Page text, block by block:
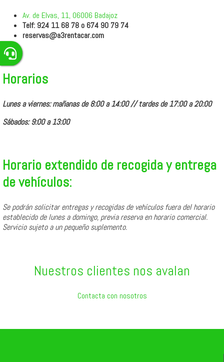
Av. de Elvas, 11, 06006 Badajoz
Telf: 924 11 68 78 o 674 90 79 74
reservas@a3rentacar.com
Horarios
Lunes a viernes:mañanas de 8:00 a 14:00 // tardes de 17:00 a 20:00
Sábados:9:00 a 13:00
Horario extendido de recogida y entrega
de vehículos:
Se podrán solicitar entregas y recogidas de vehículos fuera del horario
establecido de lunes a domingo, previa reserva en horario comercial.
Servicio sujeto a un pequeño suplemento.
Nuestros clientes nos avalan
Contacta con nosotros